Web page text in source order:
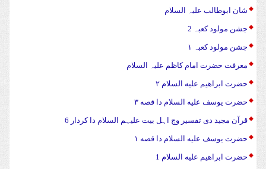
شان ابوطالب علیہ السلام
جشن مولود کعبہ 2
جشن مولود کعبہ ۱
معرفت حضرت امام کاظم علیہ السلام
حضرت ابراهیم علیه السلام ۲
حضرت يوسف علیه السلام دا قصه ۳
قرآن مجید دی تفسیر وچ اہل بیت علیہم السلام دا کردار 6
حضرت يوسف علیه السلام دا قصه ۱
حضرت ابراهیم علیه السلام 1